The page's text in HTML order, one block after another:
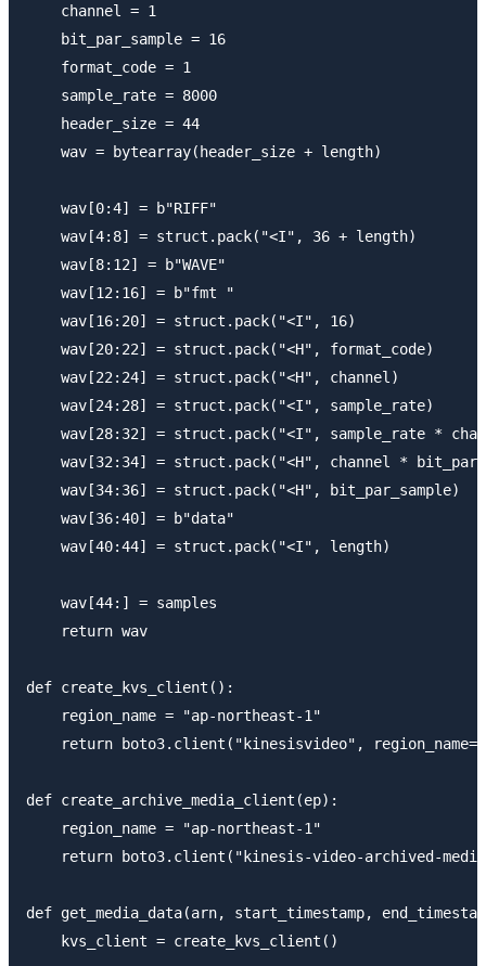
    channel = 1
    bit_par_sample = 16
    format_code = 1
    sample_rate = 8000
    header_size = 44
    wav = bytearray(header_size + length)
    wav[0:4] = b"RIFF"
    wav[4:8] = struct.pack("<I", 36 + length)
    wav[8:12] = b"WAVE"
    wav[12:16] = b"fmt "
    wav[16:20] = struct.pack("<I", 16)
    wav[20:22] = struct.pack("<H", format_code)
    wav[22:24] = struct.pack("<H", channel)
    wav[24:28] = struct.pack("<I", sample_rate)
wav[28:32] = struct.pack("<I", sample_rate *
wav[32:34] = struct.pack("<H", channel *
    wav[34:36] = struct.pack("<H", bit_par_sample)
    wav[36:40] = b"data"
    wav[40:44] = struct.pack("<I", length)
    wav[44:] = samples
    return wav
def create_kvs_client():
    region_name = "ap-northeast-1"
return boto3.client("kinesisvideo",
def create_archive_media_client(ep):
    region_name = "ap-northeast-1"
return boto3.client("kinesis-video-archived-
def get_media_data(arn, start_timestamp,
    kvs_client = create_kvs_client()